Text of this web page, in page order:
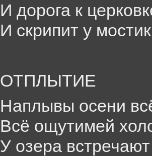
И дорога к
И скрипит у
ОТПЛЫТИЕ
Наплывы осени
Всё ощутимей
У озера